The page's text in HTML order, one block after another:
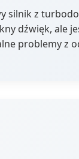
silnik z
dźwięk, ale
problemy z